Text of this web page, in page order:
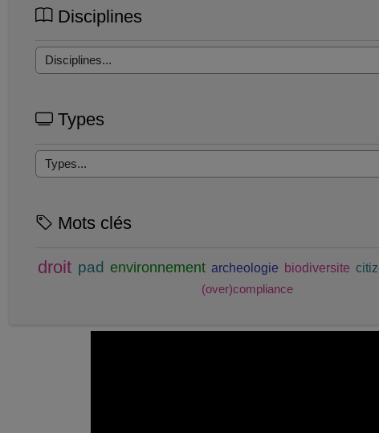
Disciplines
Types
Mots clés
droit pad environnement archeologie biodiversite
(over)compliance